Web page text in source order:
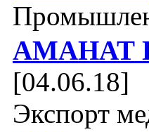
АМАНАТ
[04.06.18]
Экспорт